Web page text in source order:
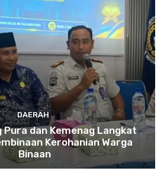
DAERAH
Pura dan Kemenag Langkat
Kerohanian Warga
Binaan